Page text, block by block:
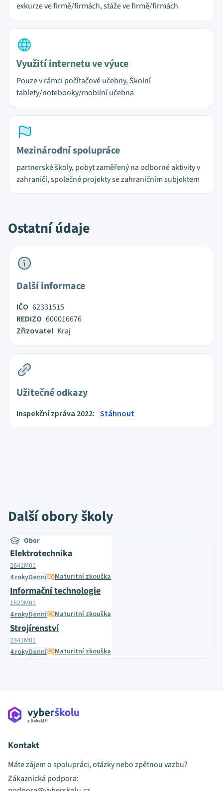
exkurze ve firmě/firmách, stáže ve firmě/firmách
Využití internetu ve výuce
Pouze v rámci počítačové učebny, Školní
tablety/notebooky/mobilní učebna
Mezinárodní spolupráce
partnerské školy, pobyt zaměřený na odborné aktivity v
zahraničí, společné projekty se zahraničním subjektem
Ostatní údaje
Další informace
IČO 62331515
REDIZO 600016676
Zřizovatel Kraj
Užitečné odkazy
Inspekční zpráva 2022: Stáhnout
Další obory školy
Obor
Elektrotechnika
2641M01
4 rokyDenní Maturitní zkouška
Informační technologie
1820M01
4 rokyDenní Maturitní zkouška
Strojírenství
2341M01
4 rokyDenní Maturitní zkouška
Kontakt
Máte zájem o spolupráci, otázky nebo zpětnou vazbu?
Zákaznická podpora: